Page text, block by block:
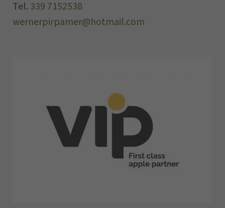
Tel. 339 7152538
wernerpirpamer@hotmail.com